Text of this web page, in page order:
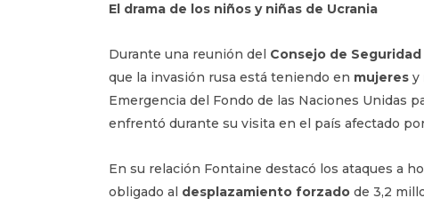
El drama de los niños y niñas de Ucrania
Durante una reunión del Consejo de Seguridad
que la invasión rusa está teniendo en mujeres y
Emergencia del Fondo de las Naciones Unidas
enfrentó durante su visita en el país afectado
En su relación Fontaine destacó los ataques a
obligado al desplazamiento forzado de 3,2